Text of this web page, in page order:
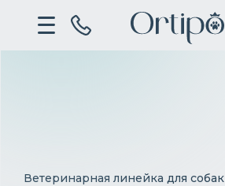
Ветеринарная линейка для собак